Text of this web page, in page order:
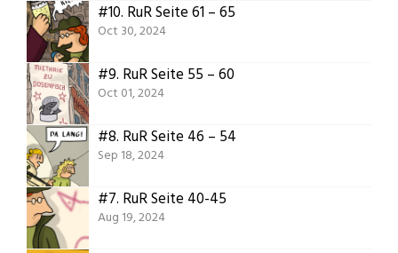
#10. RuR Seite 61 – 65
Oct 30, 2024
#9. RuR Seite 55 – 60
Oct 01, 2024
#8. RuR Seite 46 – 54
Sep 18, 2024
#7. RuR Seite 40-45
Aug 19, 2024